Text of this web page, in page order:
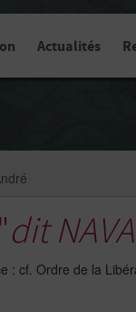
Actualités
dit
: cf. Ordre de la